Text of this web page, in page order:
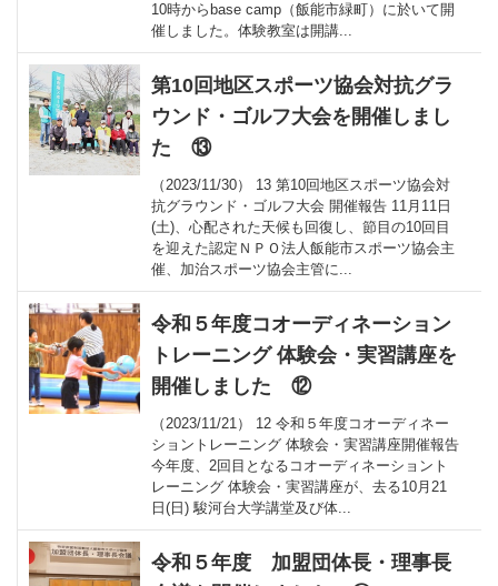
10時からbase camp（飯能市緑町）に於いて開
催しました。体験教室は開講...
第10回地区スポーツ協会対抗グラ
ウンド・ゴルフ大会を開催しまし
た ⑬
（2023/11/30） 13 第10回地区スポーツ協会対
抗グラウンド・ゴルフ大会 開催報告 11月11日
(土)、心配された天候も回復し、節目の10回目
を迎えた認定ＮＰＯ法人飯能市スポーツ協会主
催、加治スポーツ協会主管に...
令和５年度コオーディネーション
トレーニング 体験会・実習講座を
開催しました ⑫
（2023/11/21） 12 令和５年度コオーディネー
ショントレーニング 体験会・実習講座開催報告
今年度、2回目となるコオーディネーショント
レーニング 体験会・実習講座が、去る10月21
日(日) 駿河台大学講堂及び体...
令和５年度 加盟団体長・理事長